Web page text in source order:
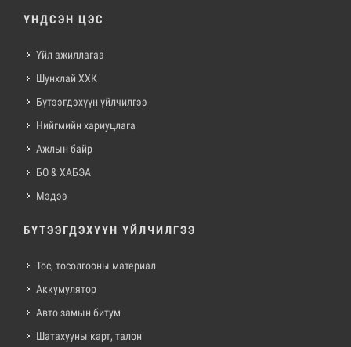
ҮНДСЭН ЦЭС
Үйл ажиллагаа
Шунхлай ХХК
Бүтээгдэхүүн үйлчилгээ
Нийгмийн хариуцлага
Ажлын байр
БО & ХАБЭА
Мэдээ
БҮТЭЭГДЭХҮҮН ҮЙЛЧИЛГЭЭ
Тос, тосолгооны материал
Аккумулятор
Авто замын битум
Шатахууны карт, талон